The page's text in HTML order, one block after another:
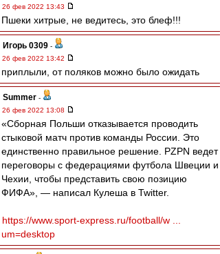
26 фев 2022 13:43
Пшеки хитрые, не ведитесь, это блеф!!!
Игорь 0309 -
26 фев 2022 13:42
приплыли, от поляков можно было ожидать
Summer -
26 фев 2022 13:08
«Сборная Польши отказывается проводить
стыковой матч против команды России. Это
единственно правильное решение. PZPN ведет
переговоры с федерациями футбола Швеции и
Чехии, чтобы представить свою позицию
ФИФА», — написал Кулеша в Twitter.
https://www.sport-express.ru/football/w ...
um=desktop